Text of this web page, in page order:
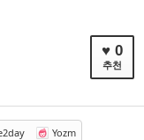
♥ 0
추천
Yozm